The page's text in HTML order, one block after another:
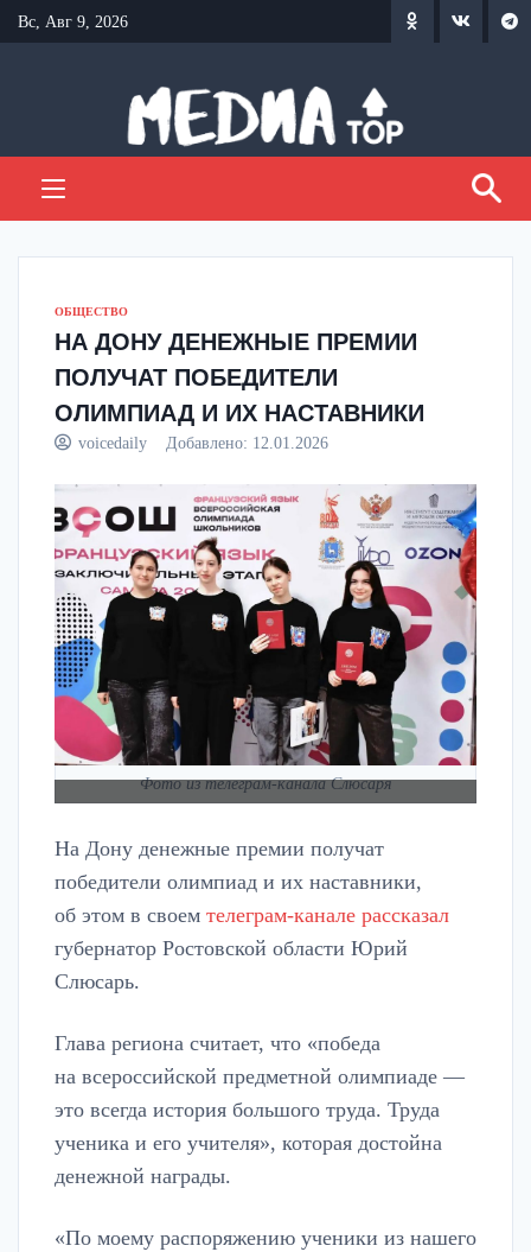
Перейти
к
Вс, Авг 9, 2026
ОБЩЕСТВО
НА ДОНУ ДЕНЕЖНЫЕ ПРЕМИИ
ПОЛУЧАТ ПОБЕДИТЕЛИ
ОЛИМПИАД И ИХ НАСТАВНИКИ
voicedaily Добавлено: 12.01.2026
Фото из телеграм-канала Слюсаря
На Дону денежные премии получат
победители олимпиад и их наставники,
об этом в своем телеграм-канале рассказал
губернатор Ростовской области Юрий
Слюсарь.
Глава региона считает, что «победа
на всероссийской предметной олимпиаде —
это всегда история большого труда. Труда
ученика и его учителя», которая достойна
денежной награды.
«По моему распоряжению ученики из нашего